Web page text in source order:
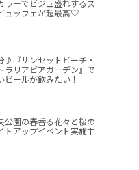
ラーでビジュ盛れするス
ュッフェが超最高♡
♪『サンセットビーチ・
ラリアビアガーデン』で
ビールが飲みたい！
公園の春香る花々と桜の
トアップイベント実施中